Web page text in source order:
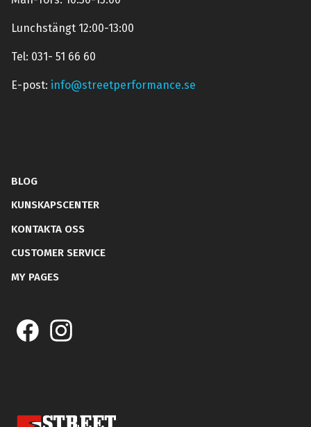
Lunchstängt 12:00-13:00
Tel: 031- 51 66 60
E-post: info@streetperformance.se
BLOG
KUNSKAPSCENTER
KONTAKTA OSS
CUSTOMER SERVICE
MY PAGES